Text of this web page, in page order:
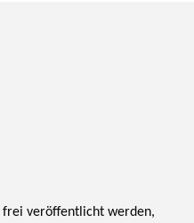
frei veröffentlicht werden,